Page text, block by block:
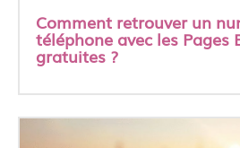
Comment retrouver un
téléphone avec les Pages
gratuites ?